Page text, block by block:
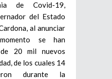
de Covid-19,
del Estado
al anunciar
se han
20 mil nuevos
de los cuales 14
durante la